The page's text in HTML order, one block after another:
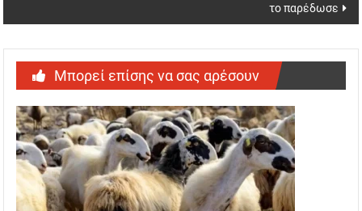
το παρέδωσε
Μπορεί επίσης να σας αρέσουν